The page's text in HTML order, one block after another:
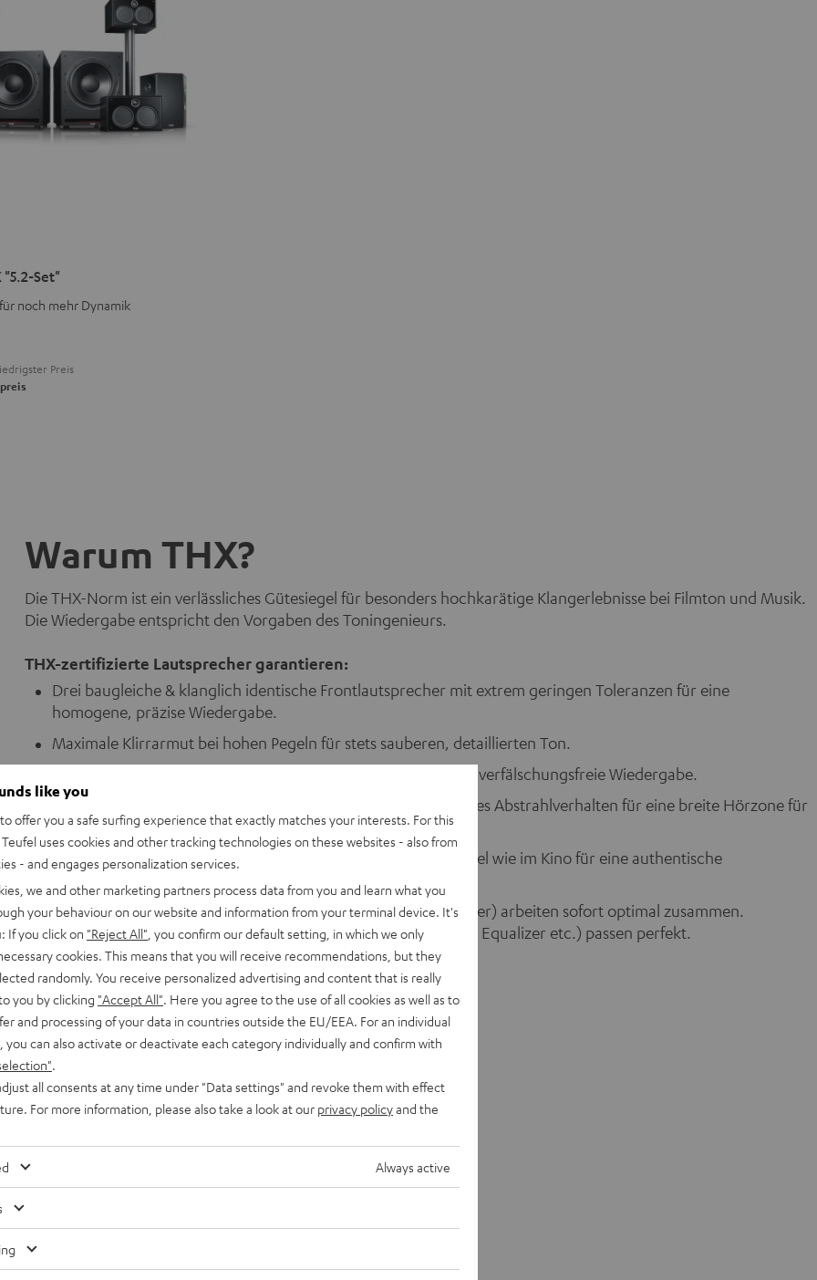
"5.2-Set"
noch mehr Dynamik
Preis
Warum THX?
Die THX-Norm ist ein verlässliches Gütesiegel für besonders hochkarätige Klangerlebnisse bei Filmton und Musik.
Die Wiedergabe entspricht den Vorgaben des Toningenieurs.
THX-zertifizierte Lautsprecher garantieren:
Drei baugleiche & klanglich identische Frontlautsprecher mit extrem geringen Toleranzen für eine
homogene, präzise Wiedergabe.
Maximale Klirrarmut bei hohen Pegeln für stets sauberen, detaillierten Ton.
Einen nahezu geradlinig verlaufenden Frequenzgang für eine verfälschungsfreie Wiedergabe.
Dipol-Lautsprecher als Rear-Lautsprecher: Ein exakt definiertes Abstrahlverhalten für eine breite Hörzone für
mehrere Zuhörer.
THX-Lautsprecher-Sets erreichen hohe, verzerrungsfreie Pegel wie im Kino für eine authentische
THX-zertifizierte-Sets (THX-Lautsprecher und THX-AV-Receiver) arbeiten sofort optimal zusammen.
Sämtliche Einstellungen (Trennfrequenz, THX-Referenzpegel, Equalizer etc.) passen perfekt.
HD?
geben die im Tonstudio erstellten Soundtracks absolut
kann man die THX-Norm daher mit einem TÜV für
like you
offer you a safe surfing experience that exactly matches your interests. For this
uses cookies and other tracking technologies on these websites - also from
- and engages personalization services.
we and other marketing partners process data from you and learn what you
your behaviour on our website and information from your terminal device. It's
If you click on "Reject All" , you confirm our default setting, in which we only
cookies. This means that you will receive recommendations, but they
randomly. You receive personalized advertising and content that is really
you by clicking "Accept All" . Here you agree to the use of all cookies as well as to
and processing of your data in countries outside the EU/EEA. For an individual
you can also activate or deactivate each category individually and confirm with
all consents at any time under "Data settings" and revoke them with effect
For more information, please also take a look at our privacy policyand the
Always active